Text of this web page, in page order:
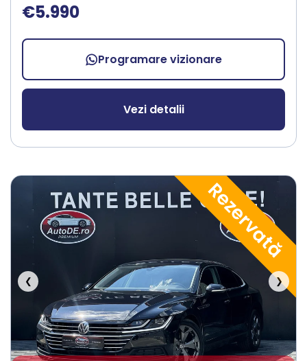
€5.990
Programare vizionare
Vezi detalii
Rezervată
❮ ❯